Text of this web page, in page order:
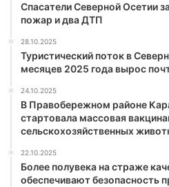
Спасатели Северной Осетии
пожар и два ДТП
28.10.2025
Туристический поток в
месяцев 2025 года вырос
24.10.2025
В Правобережном районе
стартовала массовая
сельскохозяйственных
22.10.2025
Более полувека на страже
обеспечивают безопасность